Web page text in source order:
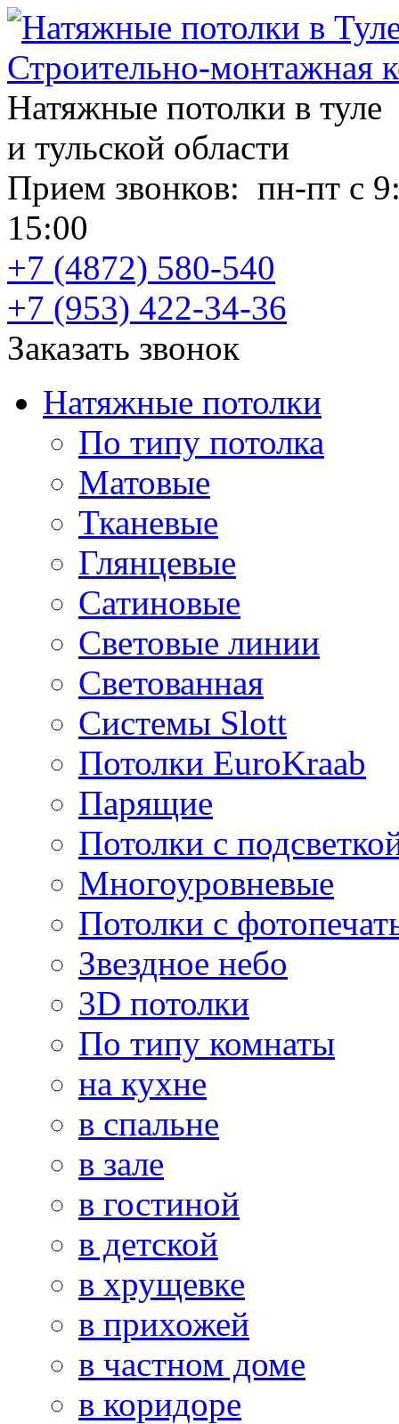
Строительно-монтажная
Натяжные потолки в туле
и тульской области
Прием звонков: пн-пт с
15:00
+7 (4872) 580-540
+7 (953) 422-34-36
Заказать звонок
Натяжные потолки
По типу потолка
Матовые
Тканевые
Глянцевые
Сатиновые
Световые линии
Светованная
Системы Slott
Потолки EuroKraab
Парящие
Потолки с
Многоуровневые
Потолки с
Звездное небо
3D потолки
По типу комнаты
на кухне
в спальне
в зале
в гостиной
в детской
в хрущевке
в прихожей
в частном доме
в коридоре